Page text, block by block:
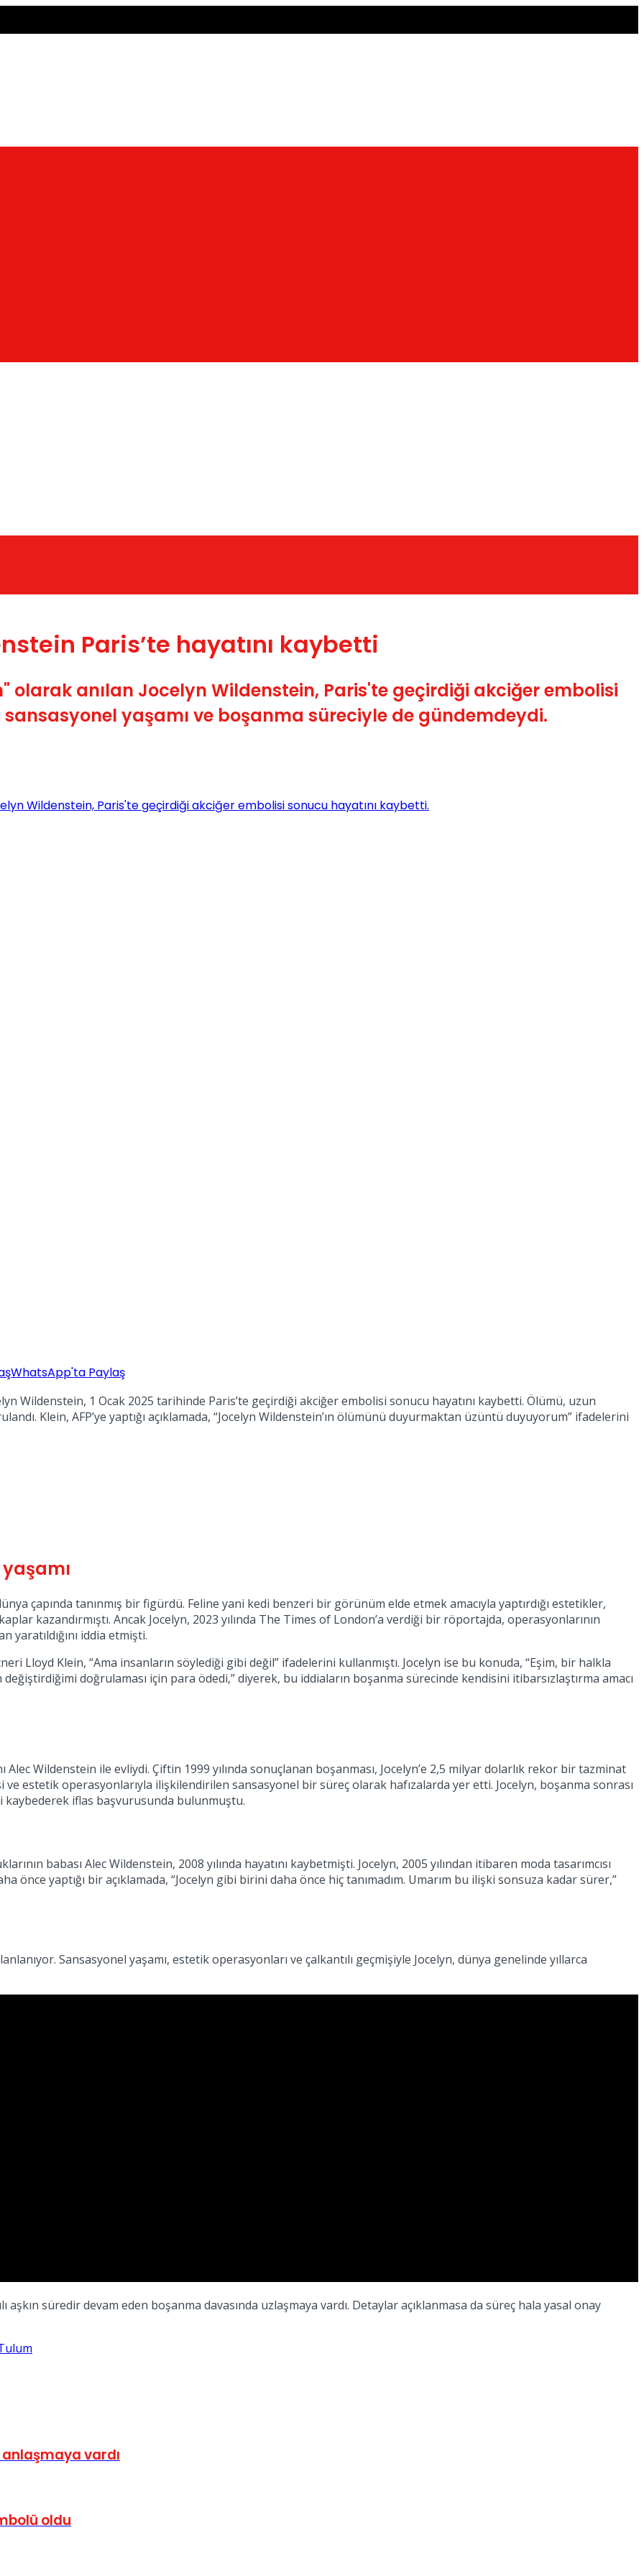
Paris’te hayatını kaybetti
olarak anılan Jocelyn Wildenstein, Paris'te geçirdiği akciğer embolisi
yaşamı ve boşanma süreciyle de gündemdeydi.
WhatsApp'ta Paylaş
Wildenstein, 1 Ocak 2025 tarihinde Paris’te geçirdiği akciğer embolisi sonucu hayatını kaybetti. Ölümü, uzun
Klein, AFP’ye yaptığı açıklamada, “Jocelyn Wildenstein’ın ölümünü duyurmaktan üzüntü duyuyorum” ifadelerini
çapında tanınmış bir figürdü. Feline yani kedi benzeri bir görünüm elde etmek amacıyla yaptırdığı estetikler,
kazandırmıştı. Ancak Jocelyn, 2023 yılında The Times of London’a verdiği bir röportajda, operasyonlarının
yaratıldığını iddia etmişti.
Lloyd Klein, “Ama insanların söylediği gibi değil” ifadelerini kullanmıştı. Jocelyn ise bu konuda, “Eşim, bir halkla
doğrulaması için para ödedi,” diyerek, bu iddiaların boşanma sürecinde kendisini itibarsızlaştırma amacı
Wildenstein ile evliydi. Çiftin 1999 yılında sonuçlanan boşanması, Jocelyn’e 2,5 milyar dolarlık rekor bir tazminat
estetik operasyonlarıyla ilişkilendirilen sansasyonel bir süreç olarak hafızalarda yer etti. Jocelyn, boşanma sonrası
kaybederek iflas başvurusunda bulunmuştu.
babası Alec Wildenstein, 2008 yılında hayatını kaybetmişti. Jocelyn, 2005 yılından itibaren moda tasarımcısı
önce yaptığı bir açıklamada, “Jocelyn gibi birini daha önce hiç tanımadım. Umarım bu ilişki sonsuza kadar sürer,”
Sansasyonel yaşamı, estetik operasyonları ve çalkantılı geçmişiyle Jocelyn, dünya genelinde yıllarca
aşkın süredir devam eden boşanma davasında uzlaşmaya vardı. Detaylar açıklanmasa da süreç hala yasal onay
vardı
oldu